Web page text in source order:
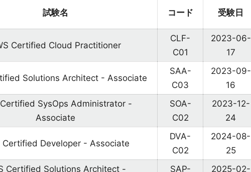
試験名 コード 受験日
Certified Cloud Practitioner
CLF-
C01
2023-06-
17
Solutions Architect - Associate
SAA-
C03
2023-09-
16
SysOps Administrator -
Associate
SOA-
C02
2023-12-
24
Certified Developer - Associate
DVA-
C02
2024-08-
25
Certified Solutions Architect -
SAP-
2025-02-